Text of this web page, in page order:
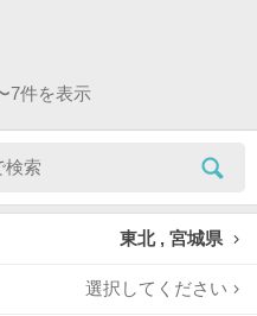
件を表示
東北 , 宮城県
選択してください